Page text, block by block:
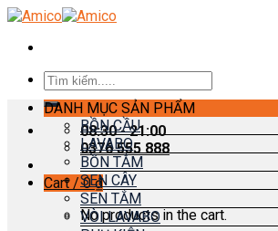
Skip
content
Search
for:
08:30 - 21:00
0376 555 888
Cart /0₫
No products in the cart.
DANH MỤC SẢN PHẨM
BỒN CẦU
LAVABO
BỒN TẮM
SEN CÂY
SEN TẮM
VÒI LAVABO